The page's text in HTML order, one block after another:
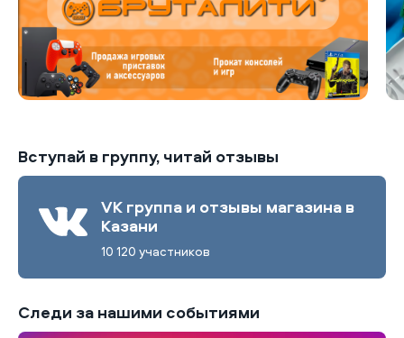
Вступай в группу, читай отзывы
VK группа и отзывы магазина в
Казани
10 120 участников
Следи за нашими событиями